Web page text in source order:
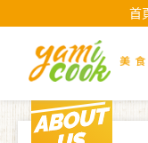
首
現在位置 : 首 頁